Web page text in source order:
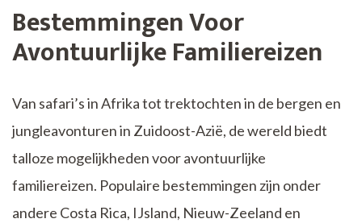
Bestemmingen Voor
Avontuurlijke Familiereizen
Van safari’s in Afrika tot trektochten in de bergen en
jungleavonturen in Zuidoost-Azië, de wereld biedt
talloze mogelijkheden voor avontuurlijke
familiereizen. Populaire bestemmingen zijn onder
andere Costa Rica, IJsland, Nieuw-Zeeland en